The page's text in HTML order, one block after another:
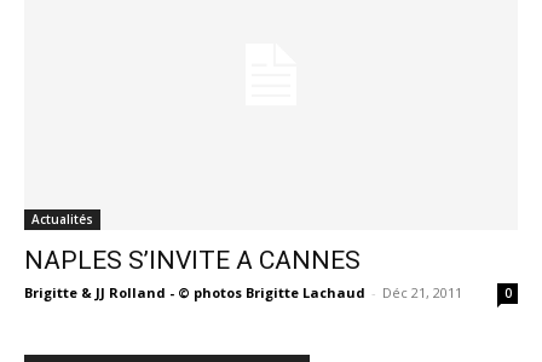
Actualités
NAPLES S’INVITE A CANNES
Brigitte & JJ Rolland - © photos Brigitte Lachaud - Déc 21, 2011 0